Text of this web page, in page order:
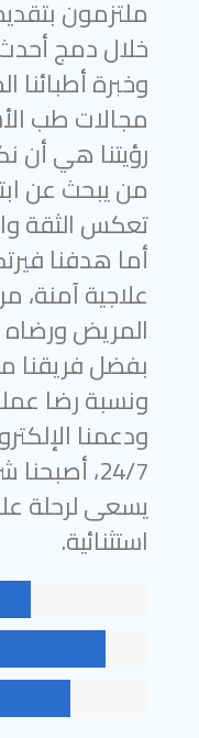
ملتزمون
خلال دمج أحدث
وخبرة
مجالات طب
رؤيتنا هي أن
من يبحث عن
تعكس الثقة
أما هدفنا
علاجية آمنة،
المريض
بفضل فريقنا
ودعمنا
24/7،
يسعى لرحلة
استثنائية.